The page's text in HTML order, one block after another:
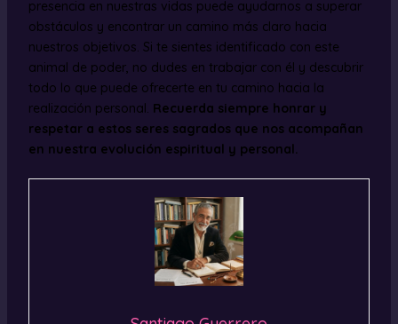
presencia en nuestras vidas puede ayudarnos a superar
obstáculos y encontrar un camino más claro hacia
nuestros objetivos. Si te sientes identificado con este
animal de poder, no dudes en trabajar con él y descubrir
todo lo que puede ofrecerte en tu camino hacia la
realización personal. Recuerda siempre honrar y
respetar a estos seres sagrados que nos acompañan
en nuestra evolución espiritual y personal.